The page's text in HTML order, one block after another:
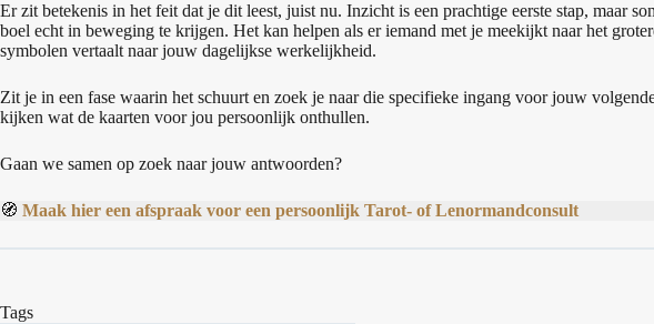
Er zit betekenis in het feit dat je dit leest, juist nu. Inzicht is een prachtige eerste stap, maar
boel echt in beweging te krijgen. Het kan helpen als er iemand met je meekijkt naar het
symbolen vertaalt naar jouw dagelijkse werkelijkheid.
Zit je in een fase waarin het schuurt en zoek je naar die specifieke ingang voor jouw
kijken wat de kaarten voor jou persoonlijk onthullen.
Gaan we samen op zoek naar jouw antwoorden?
🧭 Maak hier een afspraak voor een persoonlijk Tarot- of Lenormandconsult
Tags